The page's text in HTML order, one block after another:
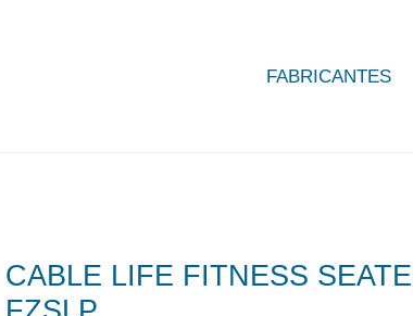
FABRICANTES
CABLE LIFE FITNESS